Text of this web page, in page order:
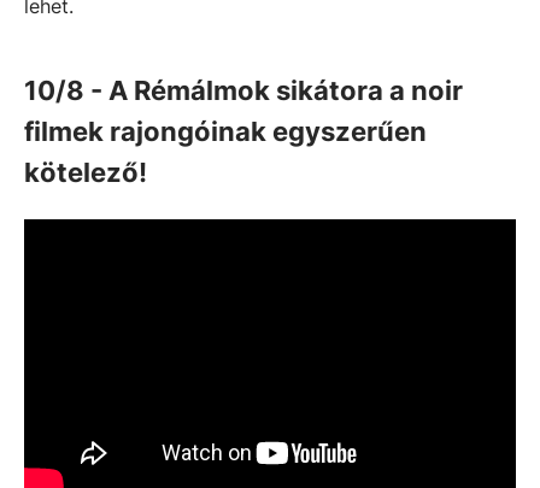
lehet.
10/8 - A Rémálmok sikátora a noir
filmek rajongóinak egyszerűen
kötelező!